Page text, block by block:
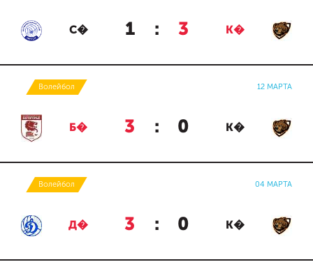
С� 1 : 3 К�
Волейбол 12 МАРТА
Б� 3 : 0 К�
Волейбол 04 МАРТА
Д� 3 : 0 К�